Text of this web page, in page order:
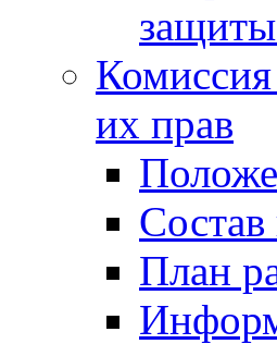
их прав
План